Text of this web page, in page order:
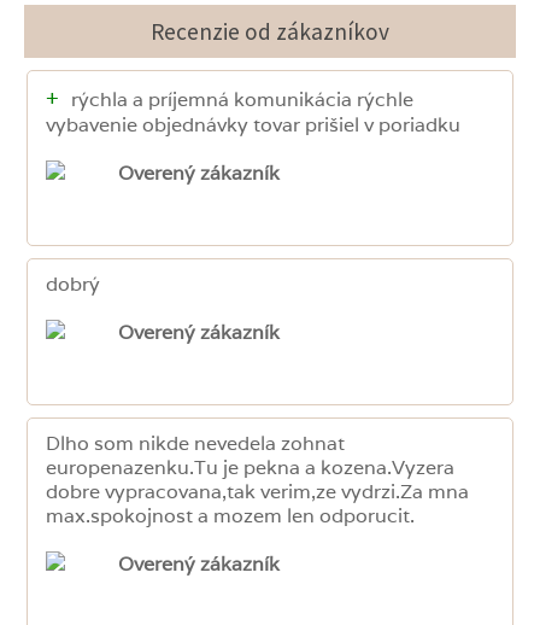
Recenzie od zákazníkov
+ rýchla a príjemná komunikácia rýchle
vybavenie objednávky tovar prišiel v poriadku
Overený zákazník
dobrý
Overený zákazník
Dlho som nikde nevedela zohnat
europenazenku.Tu je pekna a kozena.Vyzera
dobre vypracovana,tak verim,ze vydrzi.Za mna
max.spokojnost a mozem len odporucit.
Overený zákazník